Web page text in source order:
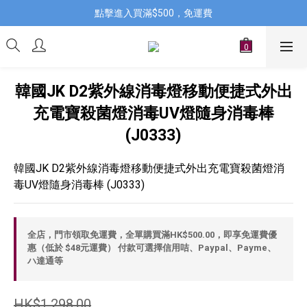
點擊進入買滿$500，免運費
韓國JK D2紫外線消毒燈移動便捷式外出
充電寶殺菌燈消毒UV燈隨身消毒棒
(J0333)
韓國JK D2紫外線消毒燈移動便捷式外出充電寶殺菌燈消
毒UV燈隨身消毒棒 (J0333)
全店，門市領取免運費，全單購買滿HK$500.00，即享免運費優
惠（低於 $48元運費） 付款可選擇信用咭、Paypal、Payme、
ハ達通等